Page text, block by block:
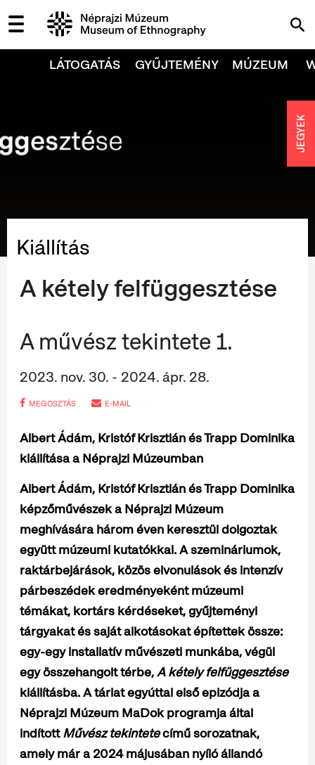
LÁTOGATÁS GYŰJTEMÉNY MÚZEUM
Kiállítás
A kétely felfüggesztése
A művész tekintete 1.
2023. nov. 30. - 2024. ápr. 28.
MEGOSZTÁS E-MAIL
Albert Ádám, Kristóf Krisztián és Trapp Dominika
kiállítása a Néprajzi Múzeumban
Albert Ádám, Kristóf Krisztián és Trapp Dominika
képzőművészek a Néprajzi Múzeum
meghívására három éven keresztül dolgoztak
együtt múzeumi kutatókkal. A szemináriumok,
raktárbejárások, közös elvonulások és intenzív
párbeszédek eredményeként múzeumi
témákat, kortárs kérdéseket, gyűjteményi
tárgyakat és saját alkotásokat építettek össze:
egy-egy installatív művészeti munkába, végül
egy összehangolt térbe,A kétely felfüggesztése
kiállításba. A tárlat egyúttal első epizódja a
Néprajzi Múzeum MaDok programja által
indítottMűvész tekintetecímű sorozatnak,
amely már a 2024 májusában nyíló állandó
JEGYEK